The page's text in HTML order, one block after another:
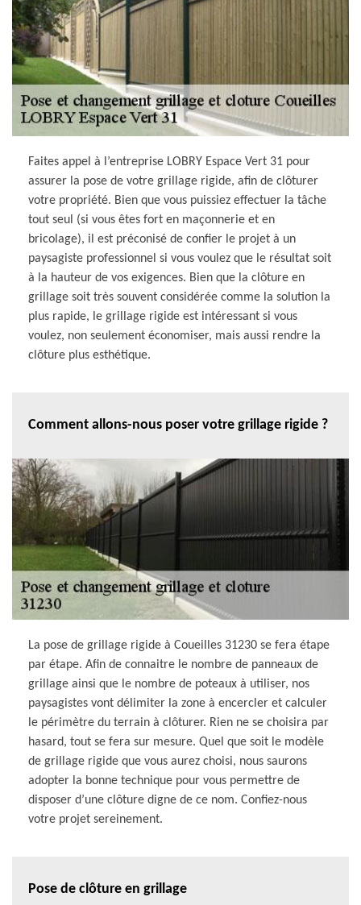
Faites appel à l’entreprise LOBRY Espace Vert 31 pour
assurer la pose de votre grillage rigide, afin de clôturer
votre propriété. Bien que vous puissiez effectuer la tâche
tout seul (si vous êtes fort en maçonnerie et en
bricolage), il est préconisé de confier le projet à un
paysagiste professionnel si vous voulez que le résultat soit
à la hauteur de vos exigences. Bien que la clôture en
grillage soit très souvent considérée comme la solution la
plus rapide, le grillage rigide est intéressant si vous
voulez, non seulement économiser, mais aussi rendre la
clôture plus esthétique.
Comment allons-nous poser votre grillage rigide ?
La pose de grillage rigide à Coueilles 31230 se fera étape
par étape. Afin de connaitre le nombre de panneaux de
grillage ainsi que le nombre de poteaux à utiliser, nos
paysagistes vont délimiter la zone à encercler et calculer
le périmètre du terrain à clôturer. Rien ne se choisira par
hasard, tout se fera sur mesure. Quel que soit le modèle
de grillage rigide que vous aurez choisi, nous saurons
adopter la bonne technique pour vous permettre de
disposer d’une clôture digne de ce nom. Confiez-nous
votre projet sereinement.
Pose de clôture en grillage